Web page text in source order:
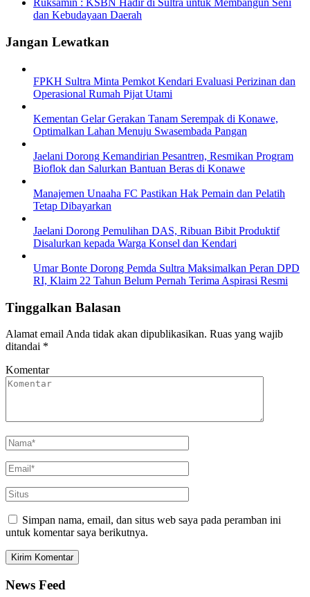
Ruksamin : KSBN Hadir di Sultra untuk Membangun Seni
dan Kebudayaan Daerah
Jangan Lewatkan
FPKH Sultra Minta Pemkot Kendari Evaluasi Perizinan dan
Operasional Rumah Pijat Utami
Kementan Gelar Gerakan Tanam Serempak di Konawe,
Optimalkan Lahan Menuju Swasembada Pangan
Jaelani Dorong Kemandirian Pesantren, Resmikan Program
Bioflok dan Salurkan Bantuan Beras di Konawe
Manajemen Unaaha FC Pastikan Hak Pemain dan Pelatih
Tetap Dibayarkan
Jaelani Dorong Pemulihan DAS, Ribuan Bibit Produktif
Disalurkan kepada Warga Konsel dan Kendari
Umar Bonte Dorong Pemda Sultra Maksimalkan Peran DPD
RI, Klaim 22 Tahun Belum Pernah Terima Aspirasi Resmi
Tinggalkan Balasan
Alamat email Anda tidak akan dipublikasikan. Ruas yang wajib
ditandai *
Komentar
Simpan nama, email, dan situs web saya pada peramban ini
untuk komentar saya berikutnya.
News Feed